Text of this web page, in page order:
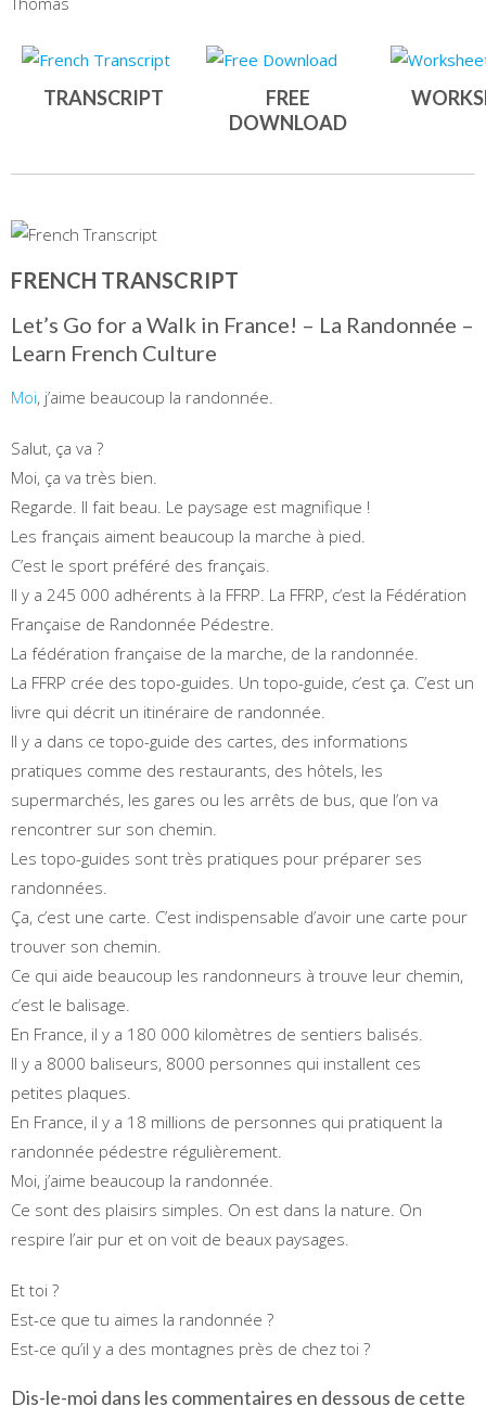
TRANSCRIPT
FREE
DOWNLOAD
FRENCH TRANSCRIPT
Let’s Go for a Walk in France! – La Randonnée –
Learn French Culture
Moi, j’aime beaucoup la randonnée.
Salut, ça va ?
Moi, ça va très bien.
Regarde. Il fait beau. Le paysage est magnifique !
Les français aiment beaucoup la marche à pied.
C’est le sport préféré des français.
Il y a 245 000 adhérents à la FFRP. La FFRP, c’est la Fédération
Française de Randonnée Pédestre.
La fédération française de la marche, de la randonnée.
La FFRP crée des topo-guides. Un topo-guide, c’est ça. C’est un
livre qui décrit un itinéraire de randonnée.
Il y a dans ce topo-guide des cartes, des informations
pratiques comme des restaurants, des hôtels, les
supermarchés, les gares ou les arrêts de bus, que l’on va
rencontrer sur son chemin.
Les topo-guides sont très pratiques pour préparer ses
randonnées.
Ça, c’est une carte. C’est indispensable d’avoir une carte pour
trouver son chemin.
Ce qui aide beaucoup les randonneurs à trouve leur chemin,
c’est le balisage.
En France, il y a 180 000 kilomètres de sentiers balisés.
Il y a 8000 baliseurs, 8000 personnes qui installent ces
petites plaques.
En France, il y a 18 millions de personnes qui pratiquent la
randonnée pédestre régulièrement.
Moi, j’aime beaucoup la randonnée.
Ce sont des plaisirs simples. On est dans la nature. On
respire l’air pur et on voit de beaux paysages.
Et toi ?
Est-ce que tu aimes la randonnée ?
Est-ce qu’il y a des montagnes près de chez toi ?
Dis-le-moi dans les commentaires en dessous de cette